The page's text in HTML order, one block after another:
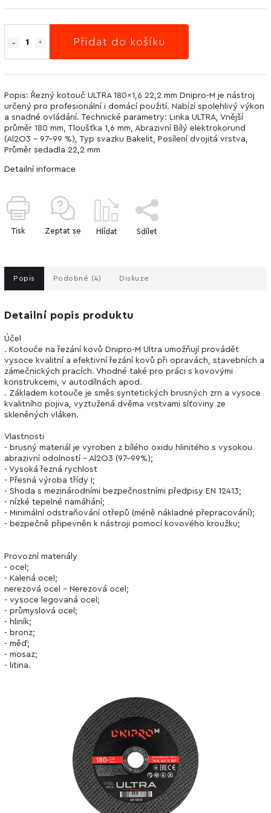
Přidat do košíku
Popis: Řezný kotouč ULTRA 180x1,6 22,2 mm Dnipro-M je nástroj
určený pro profesionální i domácí použití. Nabízí spolehlivý výkon
a snadné ovládání. Technické parametry: Linka ULTRA, Vnější
průměr 180 mm, Tloušťka 1,6 mm, Abrazivní Bílý elektrokorund
(Al2O3 - 97-99 %), Typ svazku Bakelit, Posílení dvojitá vrstva,
Průměr sedadla 22,2 mm
Detailní informace
Tisk Zeptat se Hlídat Sdílet
Popis Podobné (4) Diskuze
Detailní popis produktu
Účel
. Kotouče na řezání kovů Dnipro-M Ultra umožňují provádět
vysoce kvalitní a efektivní řezání kovů při opravách, stavebních a
zámečnických pracích. Vhodné také pro práci s kovovými
konstrukcemi, v autodílnách apod.
. Základem kotouče je směs syntetických brusných zrn a vysoce
kvalitního pojiva, vyztužená dvěma vrstvami síťoviny ze
skleněných vláken.
Vlastnosti
- brusný materiál je vyroben z bílého oxidu hlinitého s vysokou
abrazivní odolností - Al2O3 (97-99%);
- Vysoká řezná rychlost
- Přesná výroba třídy I;
- Shoda s mezinárodními bezpečnostními předpisy EN 12413;
- nízké tepelné namáhání;
- Minimální odstraňování otřepů (méně nákladné přepracování);
- bezpečně připevněn k nástroji pomocí kovového kroužku;
Provozní materiály
- ocel;
- Kalená ocel;
nerezová ocel - Nerezová ocel;
- vysoce legovaná ocel;
- průmyslová ocel;
- hliník;
- bronz;
- měď;
- mosaz;
- litina.